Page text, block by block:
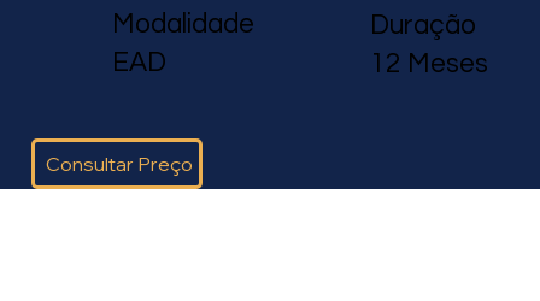
Modalidade
EAD
Duração
12 Meses
Consultar Preço